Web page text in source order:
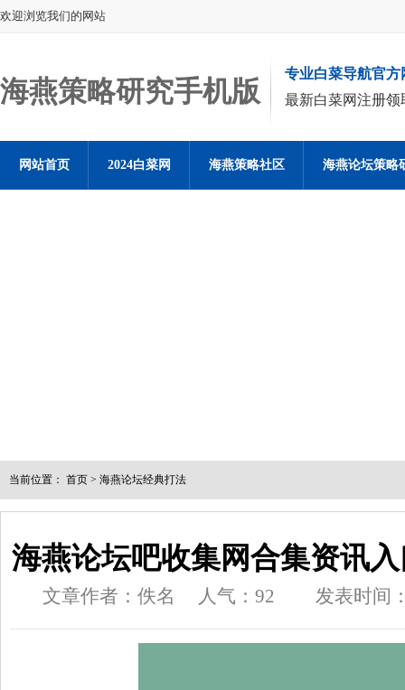
欢迎浏览我们的网站
海燕策略研究手机版
专业白菜导航官方
最新白菜网注册领
网站首页 2024白菜网 海燕策略社区 海燕论坛策略
当前位置： 首页 > 海燕论坛经典打法
海燕论坛吧收集网合集资讯
文章作者：佚名 人气： 92 发表时间